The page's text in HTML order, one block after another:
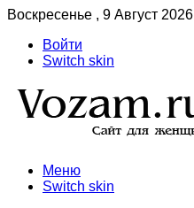
Воскресенье , 9 Август 2026
Войти
Switch skin
Меню
Switch skin